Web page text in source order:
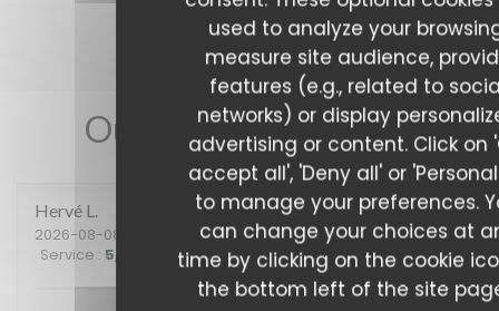
used to analyze your
measure site audience,
features (e.g., related to
networks) or display
advertising or content. Click on
accept all', 'Deny all' or
to manage your preferences.
can change your choices at
time by clicking on the cookie
the bottom left of the site
Our customer ratings
Hervé L
2026-08-08
- 19:45 - Guests 3
Service : 5/5 Ambiance: 5/5 Food:5/5 Value:5 /5